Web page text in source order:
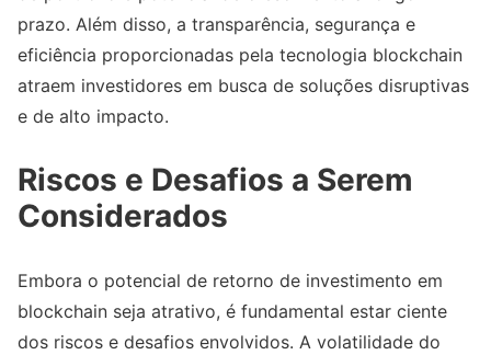
prazo. Além disso, a transparência, segurança e
eficiência proporcionadas pela tecnologia blockchain
atraem investidores em busca de soluções disruptivas
e de alto impacto.
Riscos e Desafios a Serem
Considerados
Embora o potencial de retorno de investimento em
blockchain seja atrativo, é fundamental estar ciente
dos riscos e desafios envolvidos. A volatilidade do